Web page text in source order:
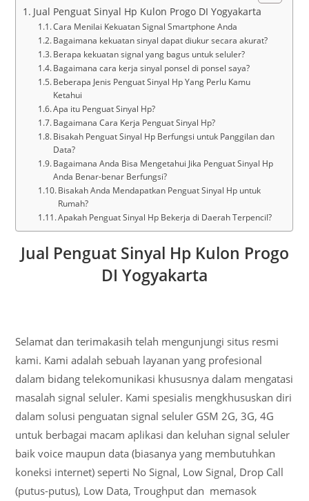
Jual Penguat Sinyal Hp Kulon Progo DI Yogyakarta
Cara Menilai Kekuatan Signal Smartphone Anda
Bagaimana kekuatan sinyal dapat diukur secara akurat?
Berapa kekuatan signal yang bagus untuk seluler?
Bagaimana cara kerja sinyal ponsel di ponsel saya?
Beberapa Jenis Penguat Sinyal Hp Yang Perlu Kamu
Ketahui
Apa itu Penguat Sinyal Hp?
Bagaimana Cara Kerja Penguat Sinyal Hp?
Bisakah Penguat Sinyal Hp Berfungsi untuk Panggilan dan
Data?
Bagaimana Anda Bisa Mengetahui Jika Penguat Sinyal Hp
Anda Benar-benar Berfungsi?
Bisakah Anda Mendapatkan Penguat Sinyal Hp untuk
Rumah?
Apakah Penguat Sinyal Hp Bekerja di Daerah Terpencil?
Jual Penguat Sinyal Hp Kulon Progo
DI Yogyakarta
Selamat dan terimakasih telah mengunjungi situs resmi
kami. Kami adalah sebuah layanan yang profesional
dalam bidang telekomunikasi khususnya dalam mengatasi
masalah signal seluler. Kami spesialis mengkhususkan diri
dalam solusi penguatan signal seluler GSM 2G, 3G, 4G
untuk berbagai macam aplikasi dan keluhan signal seluler
baik voice maupun data (biasanya yang membutuhkan
koneksi internet) seperti No Signal, Low Signal, Drop Call
(putus-putus), Low Data, Troughput dan memasok